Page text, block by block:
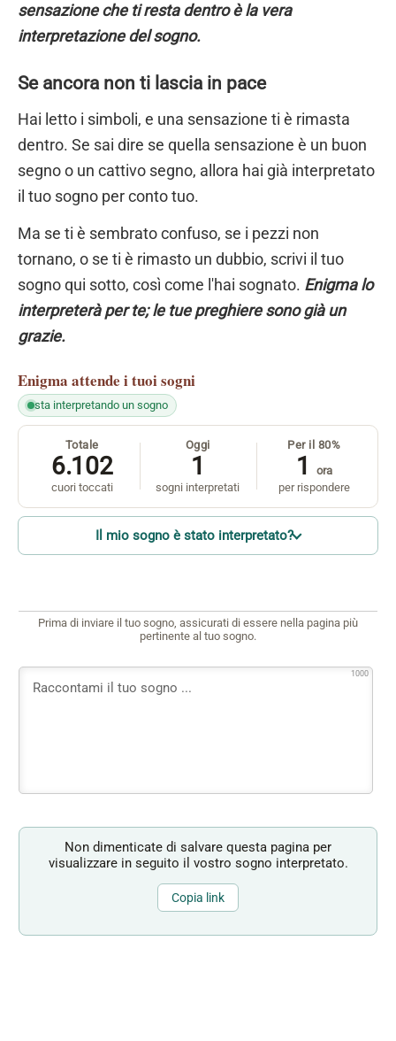
sensazione che ti resta dentro è la vera
interpretazione del sogno.
Se ancora non ti lascia in pace
Hai letto i simboli, e una sensazione ti è rimasta
dentro. Se sai dire se quella sensazione è un buon
segno o un cattivo segno, allora hai già interpretato
il tuo sogno per conto tuo.
Ma se ti è sembrato confuso, se i pezzi non
tornano, o se ti è rimasto un dubbio, scrivi il tuo
sogno qui sotto, così come l'hai sognato. Enigma lo
interpreterà per te; le tue preghiere sono già un
grazie.
Enigma attende i tuoi sogni
sta interpretando un sogno
Totale
6.102
cuori toccati
Oggi
1
sogni interpretati
Per il 80%
1
ora
per rispondere
Il mio sogno è stato interpretato?
Prima di inviare il tuo sogno, assicurati di essere nella pagina più
pertinente al tuo sogno.
1000
Non dimenticate di salvare questa pagina per
visualizzare in seguito il vostro sogno interpretato.
Copia link